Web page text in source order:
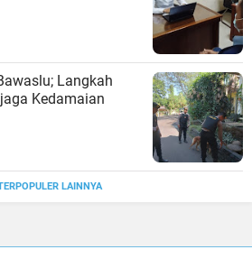
Langkah
Kedamaian
LAINNYA